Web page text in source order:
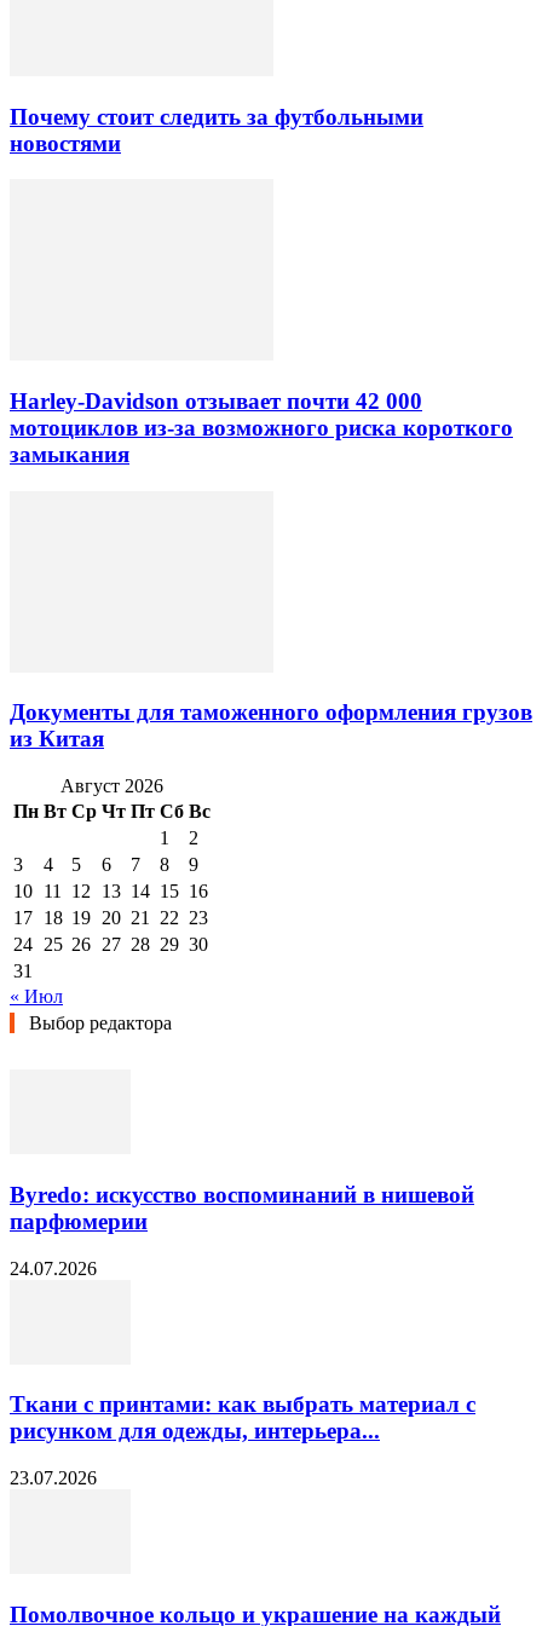
Почему стоит следить за футбольными
новостями
Harley-Davidson отзывает почти 42 000
мотоциклов из-за возможного риска короткого
замыкания
Документы для таможенного оформления грузов
из Китая
Август 2026
Пн Вт Ср Чт Пт Сб Вс
1
2
3
4 5 6 7 8
9
10 11 12 13 14 15 16
17 18 19 20 21 22 23
24 25 26 27 28 29 30
31
« Июл
Выбор редактора
Byredo: искусство воспоминаний в нишевой
парфюмерии
24.07.2026
Ткани с принтами: как выбрать материал с
рисунком для одежды, интерьера...
23.07.2026
Помолвочное кольцо и украшение на каждый